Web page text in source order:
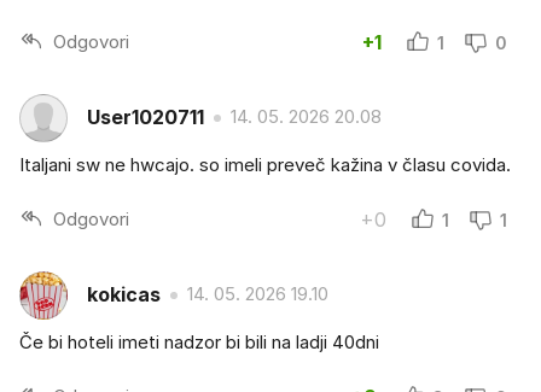
Odgovori +1 1 0
User1020711 14. 05. 2026 20.08
Italjani sw ne hwcajo. so imeli preveč kažina v člasu covida.
Odgovori +0 1 1
kokicas 14. 05. 2026 19.10
Če bi hoteli imeti nadzor bi bili na ladji 40dni